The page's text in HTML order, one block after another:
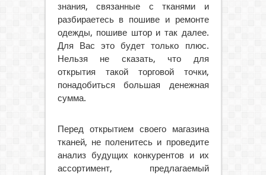
знания, связанные с тканями и
разбираетесь в пошиве и ремонте
одежды, пошиве штор и так далее.
Для Вас это будет только плюс.
Нельзя не сказать, что для
открытия такой торговой точки,
понадобиться большая денежная
сумма.
Перед открытием своего магазина
тканей, не поленитесь и проведите
анализ будущих конкурентов и их
ассортимент, предлагаемый